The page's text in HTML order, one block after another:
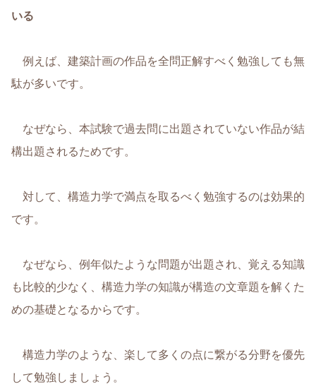
いる
例えば、建築計画の作品を全問正解すべく勉強しても無
駄が多いです。
なぜなら、本試験で過去問に出題されていない作品が結
構出題されるためです。
対して、構造力学で満点を取るべく勉強するのは効果的
です。
なぜなら、例年似たような問題が出題され、覚える知識
も比較的少なく、構造力学の知識が構造の文章題を解くた
めの基礎となるからです。
構造力学のような、楽して多くの点に繋がる分野を優先
して勉強しましょう。